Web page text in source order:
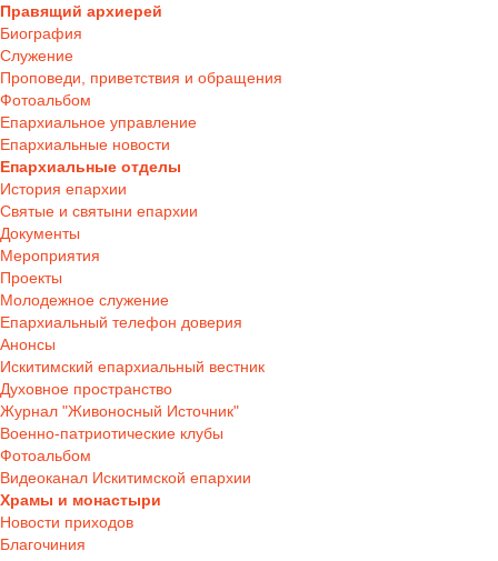
Правящий архиерей
Биография
Служение
Проповеди, приветствия и обращения
Фотоальбом
Епархиальное управление
Епархиальные новости
Епархиальные отделы
История епархии
Святые и святыни епархии
Документы
Мероприятия
Проекты
Молодежное служение
Епархиальный телефон доверия
Анонсы
Искитимский епархиальный вестник
Духовное пространство
Журнал "Живоносный Источник"
Военно-патриотические клубы
Фотоальбом
Видеоканал Искитимской епархии
Храмы и монастыри
Новости приходов
Благочиния